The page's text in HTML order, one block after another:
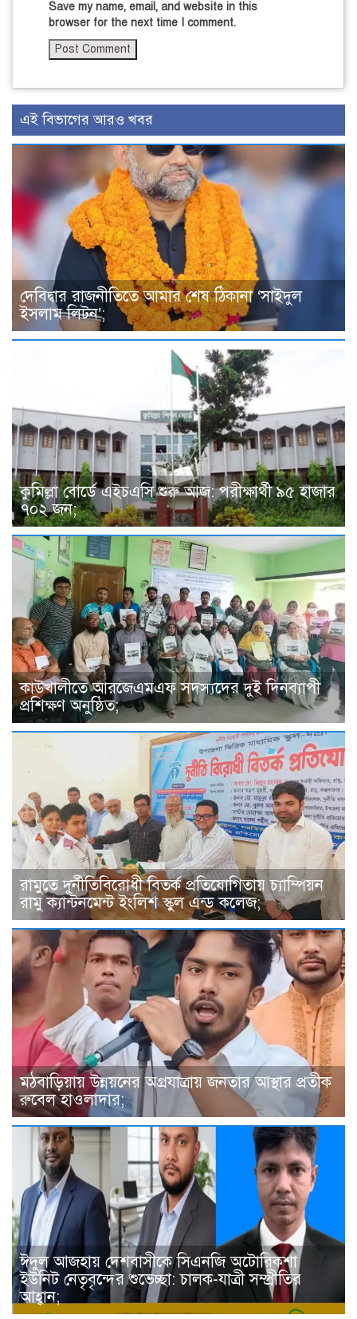
Save my name, email, and website in this
browser for the next time I comment.
এই বিভাগের আরও খবর
দেবিদ্বার রাজনীতিতে আমার শেষ ঠিকানা ‘সাইদুল
ইসলাম লিটন’;
কুমিল্লা বোর্ডে এইচএসি শুরু আজ: পরীক্ষার্থী ৯৫ হাজার
৭০২ জন;
কাউখালীতে আরজেএমএফ সদস্যদের দুই দিনব্যাপী
প্রশিক্ষণ অনুষ্ঠিত;
রামুতে দুর্নীতিবিরোধী বিতর্ক প্রতিযোগিতায় চ্যাম্পিয়ন
রামু ক্যান্টনমেন্ট ইংলিশ স্কুল এন্ড কলেজ;
মঠবাড়িয়ায় উন্নয়নের অগ্রযাত্রায় জনতার আস্থার প্রতীক
রুবেল হাওলাদার;
ঈদুল আজহায় দেশবাসীকে সিএনজি অটোরিকশা
ইউনিট নেতৃবৃন্দের শুভেচ্ছা: চালক-যাত্রী সম্প্রীতির
আহ্বান;